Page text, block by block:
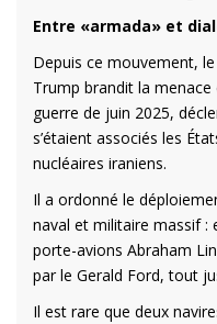
Entre «armada» et
Depuis ce mouvement,
Trump brandit la
guerre de juin 2025,
s’étaient associés les
nucléaires iraniens.
Il a ordonné le
naval et militaire massif :
porte-avions Abraham
par le Gerald Ford, tout
Il est rare que deux